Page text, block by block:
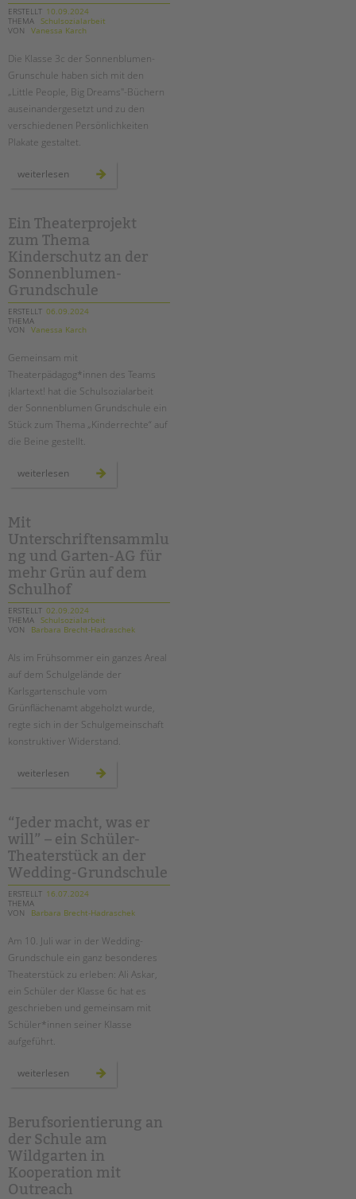
ERSTELLT 10.09.2024
THEMA Schulsozialarbeit
VON
Vanessa Karch
Die Klasse 3c der Sonnenblumen-
Grunschule haben sich mit den
„Little People, Big Dreams"-Büchern
auseinandergesetzt und zu den
verschiedenen Persönlichkeiten
Plakate gestaltet.
weiterlesen
an
der
sonnenblumen
grundschule
Ein Theaterprojekt
zum Thema
Kinderschutz an der
Sonnenblumen-
Grundschule
ERSTELLT 06.09.2024
THEMA
VON
Vanessa Karch
Gemeinsam mit
Theaterpädagog*innen des Teams
¡klartext! hat die Schulsozialarbeit
der Sonnenblumen Grundschule ein
Stück zum Thema „Kinderrechte“ auf
die Beine gestellt.
weiterlesen
theaterprojekt
sonnenblumen-
grundschule
Mit
Unterschriftensammlu
ng und Garten-AG für
mehr Grün auf dem
Schulhof
ERSTELLT 02.09.2024
THEMA Schulsozialarbeit
VON
Barbara Brecht-Hadraschek
Als im Frühsommer ein ganzes Areal
auf dem Schulgelände der
Karlsgartenschule vom
Grünflächenamt abgeholzt wurde,
regte sich in der Schulgemeinschaft
konstruktiver Widerstand.
weiterlesen
unterschriftensammlung
für
mehr
grün
auf
dem
schulhof
“Jeder macht, was er
will” – ein Schüler-
Theaterstück an der
Wedding-Grundschule
ERSTELLT 16.07.2024
THEMA
VON
Barbara Brecht-Hadraschek
Am 10. Juli war in der Wedding-
Grundschule ein ganz besonderes
Theaterstück zu erleben: Ali Askar,
ein Schüler der Klasse 6c hat es
geschrieben und gemeinsam mit
Schüler*innen seiner Klasse
aufgeführt.
weiterlesen
–
ein
schüler-
theaterstück
an
der
wedding-
grundschule
Berufsorientierung an
der Schule am
Wildgarten in
Kooperation mit
Outreach